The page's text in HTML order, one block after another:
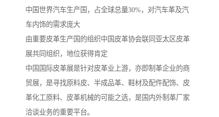
中国世界汽车生产国，占全球总量30%，对汽车革及汽
车内饰的需求庞大
由重要皮革生产国的组织中国皮革协会联同亚太区皮革
展共同组织，地位获得肯定
中国国际皮革展是针对皮革业上游，亦即制革企业的商
贸展，是寻找原料皮、半成品革、鞋材及配件配饰、皮
革化工原料、皮革机械的可能之选，是国内外制革厂家
洽谈业务的重要平台。